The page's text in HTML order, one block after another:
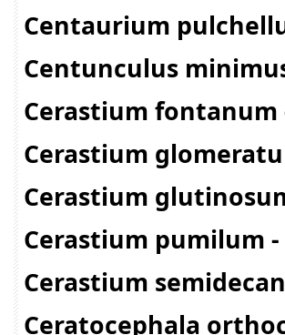
Centaurium
Centunculus
Cerastium
Cerastium
Cerastium
Cerastium pumilum
Cerastium
Ceratocephala